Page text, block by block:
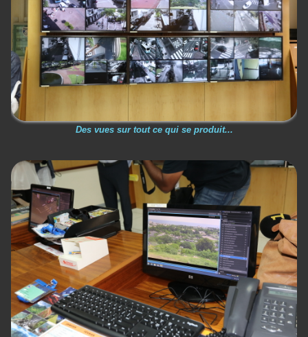
Des vues sur tout ce qui se produit...